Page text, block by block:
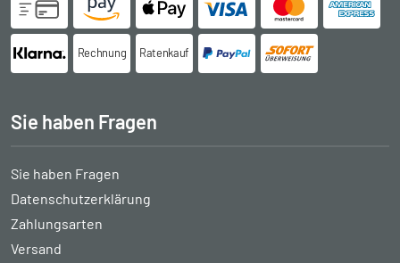
Rechnung Ratenkauf
Sie haben Fragen
Sie haben Fragen
Datenschutzerklärung
Zahlungsarten
Versand